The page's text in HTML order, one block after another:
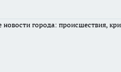
города: происшествия,